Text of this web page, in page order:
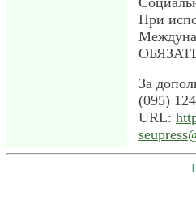
При
За
(095)
URL: